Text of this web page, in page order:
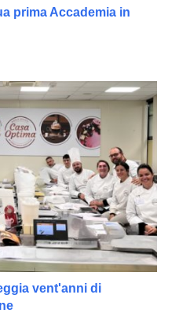
prima Accademia in
vent'anni di